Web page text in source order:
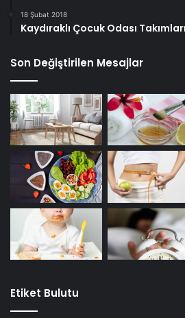
18 Şubat 2018
Kaydıraklı Çocuk Odası Takımları
Son Değiştirilen Mesajlar
Etiket Bulutu